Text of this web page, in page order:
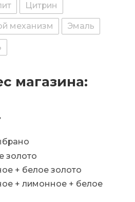
Цитрин
механизм Эмаль
магазина:
золото
+ белое золото
+ лимонное + белое